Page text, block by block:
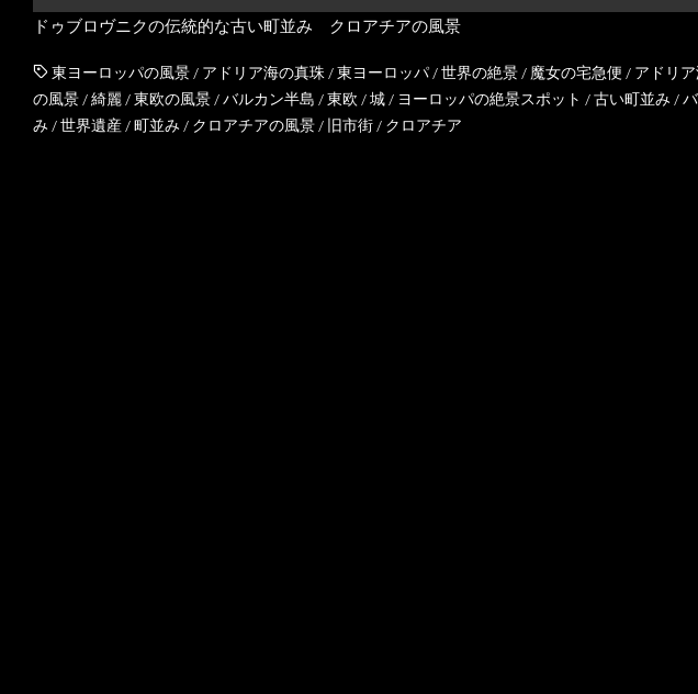
ドゥブロヴニクの伝統的な古い町並み クロアチアの風景
東ヨーロッパの風景/ アドリア海の真珠 /東ヨーロッパ/世界の絶景/ 魔女の宅急便 / アドリ
の風景 /綺麗 /東欧の風景 /バルカン半島 /東欧 /城 / ヨーロッパの絶景スポット /古い町並み /
み /世界遺産 /町並み / クロアチアの風景 / 旧市街 / クロアチア